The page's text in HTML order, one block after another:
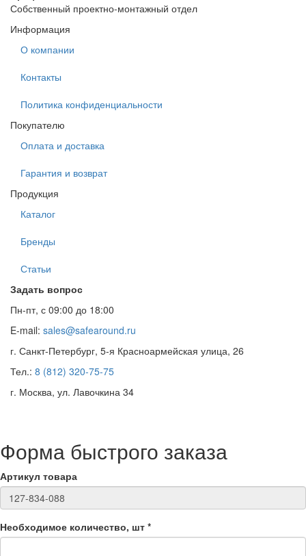
Собственный проектно-монтажный отдел
Информация
О компании
Контакты
Политика конфиденциальности
Покупателю
Оплата и доставка
Гарантия и возврат
Продукция
Каталог
Бренды
Статьи
Задать вопрос
Пн-пт, с 09:00 до 18:00
E-mail: sales@safearound.ru
г. Санкт-Петербург, 5-я Красноармейская улица, 26
Тел.: 8 (812) 320-75-75
г. Москва, ул. Лавочкина 34
Форма быстрого заказа
Артикул товара
Необходимое количество, шт *